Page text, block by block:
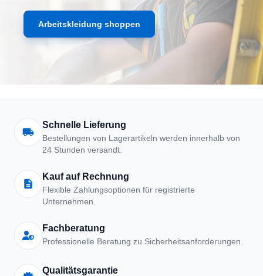
Arbeitskleidung shoppen
Arbeitskleidung |
Schnelle Lieferung
Bestellungen von Lagerartikeln werden innerhalb von
24 Stunden versandt.
Kauf auf Rechnung
Flexible Zahlungsoptionen für registrierte
Unternehmen.
Fachberatung
Professionelle Beratung zu Sicherheitsanforderungen.
Qualitätsgarantie